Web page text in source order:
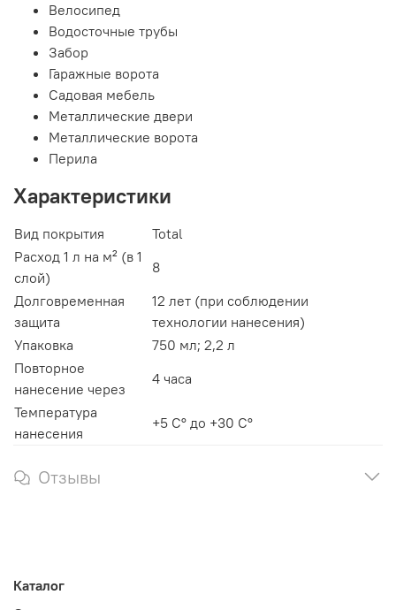
Велосипед
Водосточные трубы
Забор
Гаражные ворота
Садовая мебель
Металлические двери
Металлические ворота
Перила
Характеристики
Вид покрытия
Total
Расход 1 л на м² (в 1
слой)
8
Долговременная
защита
12 лет (при соблюдении
технологии нанесения)
Упаковка
750 мл; 2,2 л
Повторное
нанесение через
4 часа
Температура
нанесения
+5 С° до +30 С°
Отзывы
Каталог